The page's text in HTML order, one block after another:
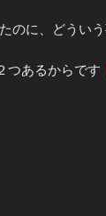
のに、どういう
つあるからです